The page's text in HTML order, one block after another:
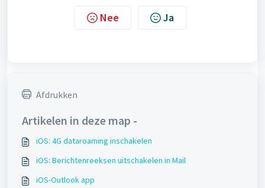
Nee Ja
Afdrukken
Artikelen in deze map -
iOS: 4G dataroaming inschakelen
iOS: Berichtenreeksen uitschakelen in Mail
iOS-Outlook app